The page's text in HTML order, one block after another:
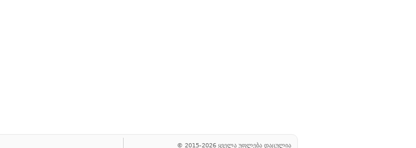
© 2015-2026 ყველა უფლება დაცულია